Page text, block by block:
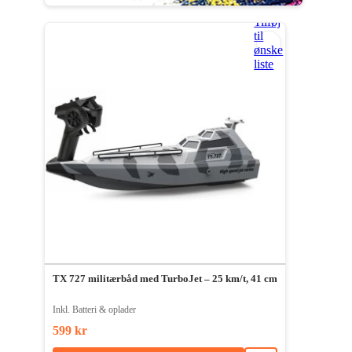
Tilføj
til
ønske
liste
TX 727 militærbåd med TurboJet – 25 km/t, 41 cm
Inkl. Batteri & oplader
599 kr